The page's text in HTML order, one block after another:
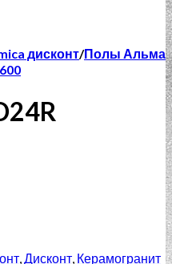
дисконт/Полы Альма
,Дисконт, Керамогранит